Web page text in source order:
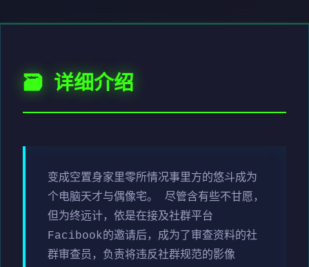
🗃️ 详细介绍
变成空置身家里零所情况事里方的悠斗成为
个电脑天才与偶像宅。 尽管含有些不甘愿，
但为终远计，依是在接及社群平台
Facibook的邀请后，成为了审查资料的社
群审查员，负责将违反社群规范的影像